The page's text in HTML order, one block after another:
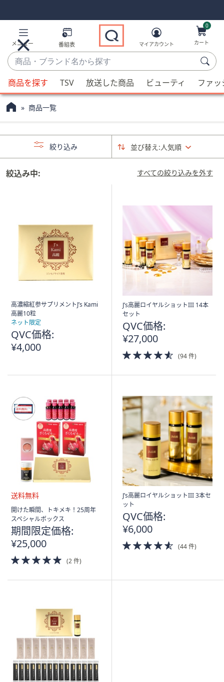
Links
Links2
メニュー 番組表
商
品・
ブ
ラ
ン
す
候
補
が
利
可
な
場
は
タ
ッ
チ
デ
イ
で
左
し
て
閲
覧
で
き
す。
マイアカウント
0
カート
商品を探す TSV 放送した商品 ビューティ ファ
商品一覧
並び替え:人気順
絞り込み
すべての絞り込みを外す
絞込み中:
高濃縮紅参サプリメントJ’s Kami
高麗10粒
ネット限定
QVC価格:
¥4,000
J’s高麗ロイヤルショットIII 14本
セット
QVC価格:
¥27,000
4.5
of
(94 件)
送
料
無
料
開けた瞬間、トキメキ！25周年
スペシャルボックス
期間限定価格:
¥25,000
5.0
of
(2 件)
J’s高麗ロイヤルショットIII 3本セ
ット
QVC価格:
¥6,000
4.5
of
(44 件)